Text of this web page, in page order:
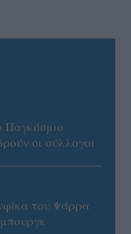
Παγκόσμιο
οι σύλλογοι
του Ψάρρα